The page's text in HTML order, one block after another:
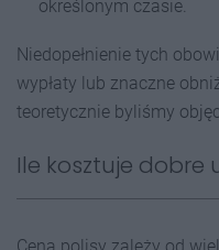
określonym czasie.
Niedopełnienie tych
wypłaty lub znaczne
teoretycznie byliśmy
Ile kosztuje dobre
Cena polisy zależy od